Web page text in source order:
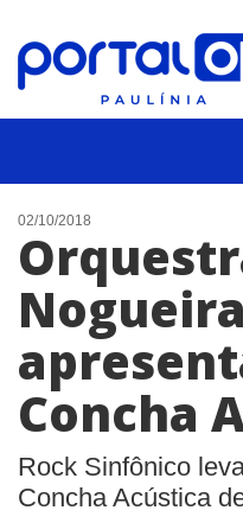
CIDADES
EVENTOS
EMPREGO
ANIVERSÁRIO DAS CIDADES
ANUNCIE
CONTATO
02/10/2018
Concha
Rock Sinfônico
Concha Acústica